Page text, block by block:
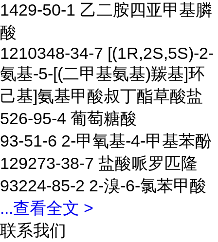
1429-50-1 乙二胺四亚甲基膦
酸
1210348-34-7 [(1R,2S,5S)-2-
氨基-5-[(二甲基氨基)羰基]环
己基]氨基甲酸叔丁酯草酸盐
526-95-4 葡萄糖酸
93-51-6 2-甲氧基-4-甲基苯酚
129273-38-7 盐酸哌罗匹隆
93224-85-2 2-溴-6-氯苯甲酸
...查看全文 >
联系我们